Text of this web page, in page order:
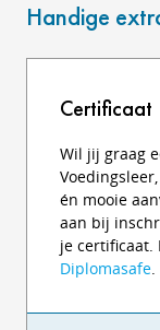
Handige
Certificaat
Wil jij graag
én mooie
aan bij
je certificaat.
Diplomasafe.